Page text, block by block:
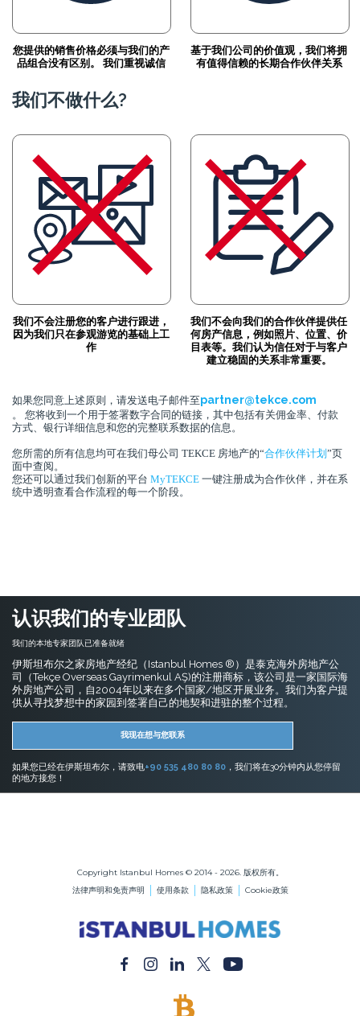
您提供的销售价格必须与我们的产
品组合没有区别。 我们重视诚信
基于我们公司的价值观，我们将拥
有值得信赖的长期合作伙伴关系
我们不做什么?
我们不会注册您的客户进行跟进，
因为我们只在参观游览的基础上工
作
我们不会向我们的合作伙伴提供任
何房产信息，例如照片、位置、价
目表等。我们认为信任对于与客户
建立稳固的关系非常重要。
如果您同意上述原则，请发送电子邮件至partner@tekce.com
。 您将收到一个用于签署数字合同的链接，其中包括有关佣金率、付款
方式、银行详细信息和您的完整联系数据的信息。
您所需的所有信息均可在我们母公司 TEKCE 房地产的“合作伙伴计划 ”页
面中查阅。
您还可以通过我们创新的平台 MyTEKCE 一键注册成为合作伙伴，并在系
统中透明查看合作流程的每一个阶段。
认识我们的专业团队
我们的本地专家团队已准备就绪
伊斯坦布尔之家房地产经纪（Istanbul Homes ®）是泰克海外房地产公
司（Tekçe Overseas Gayrimenkul AŞ)的注册商标，该公司是一家国际海
外房地产公司，自2004年以来在多个国家/地区开展业务。我们为客户提
供从寻找梦想中的家园到签署自己的地契和进驻的整个过程。
我现在想与您联系
如果您已经在伊斯坦布尔，请致电+90 535 480 80 80 ，我们将在30分钟内从您停留
的地方接您！
Copyright Istanbul Homes © 2014 - 2026. 版权所有。
法律声明和免责声明
使用条款 隐私政策 Cookie政策